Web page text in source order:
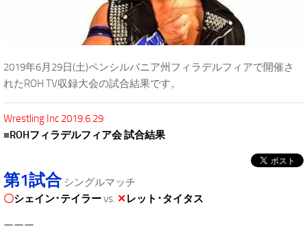
2019年6月29日(土)ペンシルバニア州フィラデルフィアで開催さ
れたROH TV収録大会の試合結果です。
Wrestling Inc 2019.6.29
■ROHフィラデルフィア会 試合結果
第1試合シングルマッチ
〇シェイン･テイラーvs. ✕レット･タイタス
ーーー